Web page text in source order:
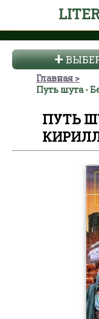
Главная
Путь шута -
ПУТЬ